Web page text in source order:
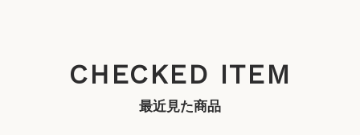
CHECKED ITEM
最近見た商品